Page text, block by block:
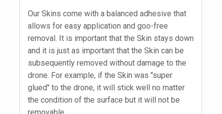
Our Skins come with a balanced adhesive that
allows for easy application and goo-free
removal. It is important that the Skin stays down
and it is just as important that the Skin can be
subsequently removed without damage to the
drone. For example, if the Skin was "super
glued" to the drone, it will stick well no matter
the condition of the surface but it will not be